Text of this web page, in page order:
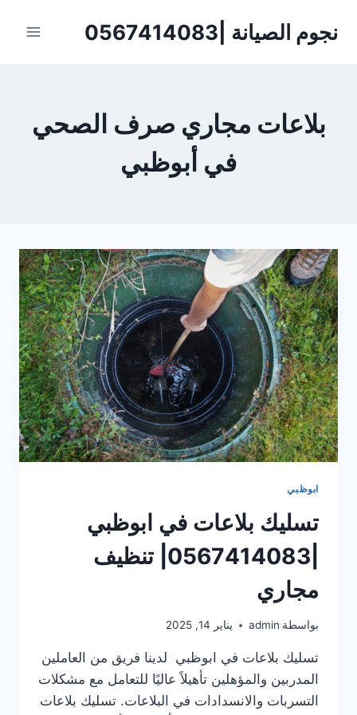
نجوم الصيانة |0567414083
بلاعات مجاري صرف الصحي
في أبوظبي
ابوظبي
تسليك بلاعات في ابوظبي
|0567414083| تنظيف
مجاري
بواسطة admin يناير 14, 2025
تسليك بلاعات في ابوظبي لدينا فريق من العاملين
المدربين والمؤهلين تأهيلاً عاليًا للتعامل مع مشكلات
التسربات والانسدادات في البلاعات. تسليك بلاعات